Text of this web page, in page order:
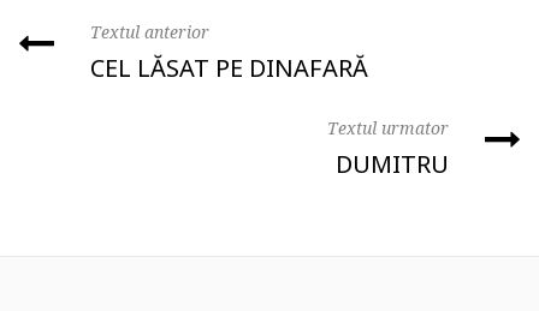
Textul anterior
CEL LĂSAT PE DINAFARĂ
Textul urmator
DUMITRU